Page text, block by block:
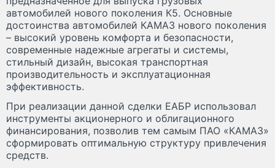
автомобилей нового поколения К5. Основные
достоинства автомобилей КАМАЗ нового поколения
– высокий уровень комфорта и безопасности,
современные надежные агрегаты и системы,
стильный дизайн, высокая транспортная
производительность и эксплуатационная
эффективность.
При реализации данной сделки ЕАБР использовал
инструменты акционерного и облигационного
финансирования, позволив тем самым ПАО «КАМАЗ»
сформировать оптимальную структуру привлечения
средств.